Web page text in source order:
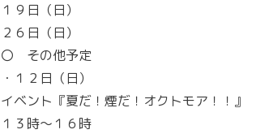
１９日（日）
２６日（日）
〇 その他予定
・ １２日（日）
イベント『夏だ！煙だ！オクトモア！！』
１３時～１６時